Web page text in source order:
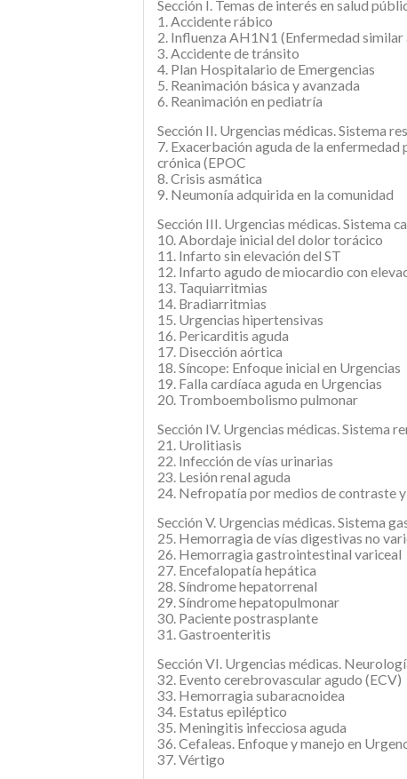
Sección I. Temas de interés en salud
1. Accidente rábico
2. Influenza AH1N1 (Enfermedad similar
3. Accidente de tránsito
4. Plan Hospitalario de Emergencias
5. Reanimación básica y avanzada
6. Reanimación en pediatría
Sección II. Urgencias médicas. Sistema
7. Exacerbación aguda de la
crónica (EPOC
8. Crisis asmática
9. Neumonía adquirida en la comunidad
Sección III. Urgencias médicas. Sistema
10. Abordaje inicial del dolor torácico
11. Infarto sin elevación del ST
12. Infarto agudo de miocardio con
13. Taquiarritmias
14. Bradiarritmias
15. Urgencias hipertensivas
16. Pericarditis aguda
17. Disección aórtica
18. Síncope: Enfoque inicial en Urgencias
19. Falla cardíaca aguda en Urgencias
20. Tromboembolismo pulmonar
Sección IV. Urgencias médicas. Sistema
21. Urolitiasis
22. Infección de vías urinarias
23. Lesión renal aguda
24. Nefropatía por medios de contraste
Sección V. Urgencias médicas. Sistema
25. Hemorragia de vías digestivas no
26. Hemorragia gastrointestinal variceal
27. Encefalopatía hepática
28. Síndrome hepatorrenal
29. Síndrome hepatopulmonar
30. Paciente postrasplante
31. Gastroenteritis
Sección VI. Urgencias médicas.
32. Evento cerebrovascular agudo (ECV)
33. Hemorragia subaracnoidea
34. Estatus epiléptico
35. Meningitis infecciosa aguda
36. Cefaleas. Enfoque y manejo en
37. Vértigo